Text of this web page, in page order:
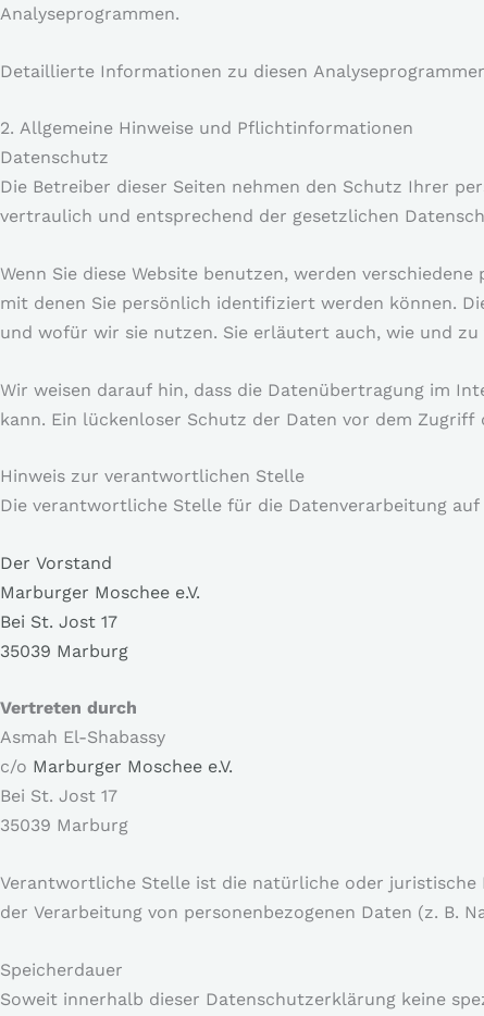
Analyseprogrammen.
Detaillierte Informationen zu diesen
2. Allgemeine Hinweise und Pflicht­informationen
Datenschutz
Die Betreiber dieser Seiten nehmen den Schutz Ihrer
vertraulich und entsprechend der gesetzlichen
Wenn Sie diese Website benutzen, werden
mit denen Sie persönlich identifiziert werden können.
und wofür wir sie nutzen. Sie erläutert auch, wie und zu
Wir weisen darauf hin, dass die Datenübertragung im
kann. Ein lückenloser Schutz der Daten vor dem
Hinweis zur verantwortlichen Stelle
Die verantwortliche Stelle für die Datenverarbeitung auf
Der Vorstand
Marburger Moschee e.V.
Bei St. Jost 17
35039 Marburg
Vertreten durch
Asmah El-Shabassy
c/o Marburger Moschee e.V.
Bei St. Jost 17
35039 Marburg
Verantwortliche Stelle ist die natürliche oder juristische
der Verarbeitung von personenbezogenen Daten (z. B.
Speicherdauer
Soweit innerhalb dieser Datenschutzerklärung keine